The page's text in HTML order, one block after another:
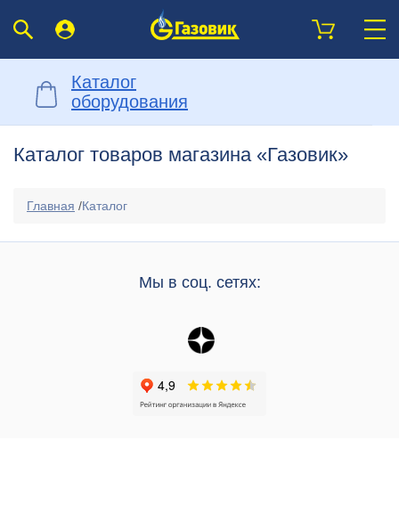
Каталог
оборудования
Каталог товаров магазина «Газовик»
Главная /Каталог
Мы в соц. сетях: